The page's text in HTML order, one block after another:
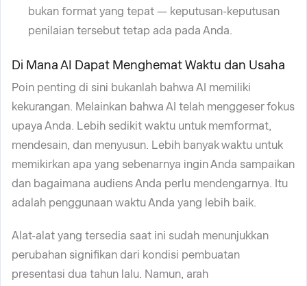
bukan format yang tepat — keputusan-keputusan
penilaian tersebut tetap ada pada Anda.
Di Mana AI Dapat Menghemat Waktu dan Usaha
Poin penting di sini bukanlah bahwa AI memiliki
kekurangan. Melainkan bahwa AI telah menggeser fokus
upaya Anda. Lebih sedikit waktu untuk memformat,
mendesain, dan menyusun. Lebih banyak waktu untuk
memikirkan apa yang sebenarnya ingin Anda sampaikan
dan bagaimana audiens Anda perlu mendengarnya. Itu
adalah penggunaan waktu Anda yang lebih baik.
Alat-alat yang tersedia saat ini sudah menunjukkan
perubahan signifikan dari kondisi pembuatan
presentasi dua tahun lalu. Namun, arah